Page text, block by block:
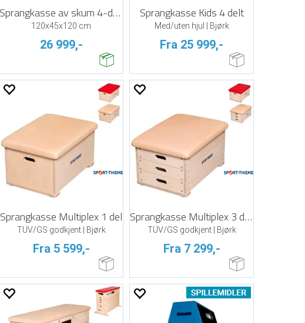
Sprangkasse av skum 4-delt
120x45x120 cm
26 999,-
Sprangkasse Kids 4 delt
Med/uten hjul | Bjørk
Fra 25 999,-
Sprangkasse Multiplex 1 del
TÜV/GS godkjent | Bjørk
Fra 5 599,-
Sprangkasse Multiplex 3 delt
TÜV/GS godkjent | Bjørk
Fra 7 299,-